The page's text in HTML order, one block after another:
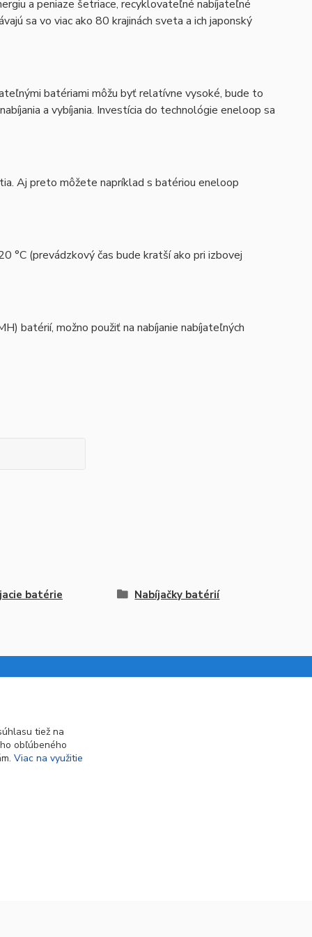
a peniaze šetriace, recyklovateľné nabíjateľné
sa vo viac ako 80 krajinách sveta a ich japonský
batériami môžu byť relatívne vysoké, bude to
a vybíjania. Investícia do technológie eneloop sa
Aj preto môžete napríklad s batériou eneloop
°C (prevádzkový čas bude kratší ako pri izbovej
batérií, možno použiť na nabíjanie nabíjateľných
batérie Nabíjačky batérií
Jelšová 5
tiež na
obľúbeného
Viac na využitie